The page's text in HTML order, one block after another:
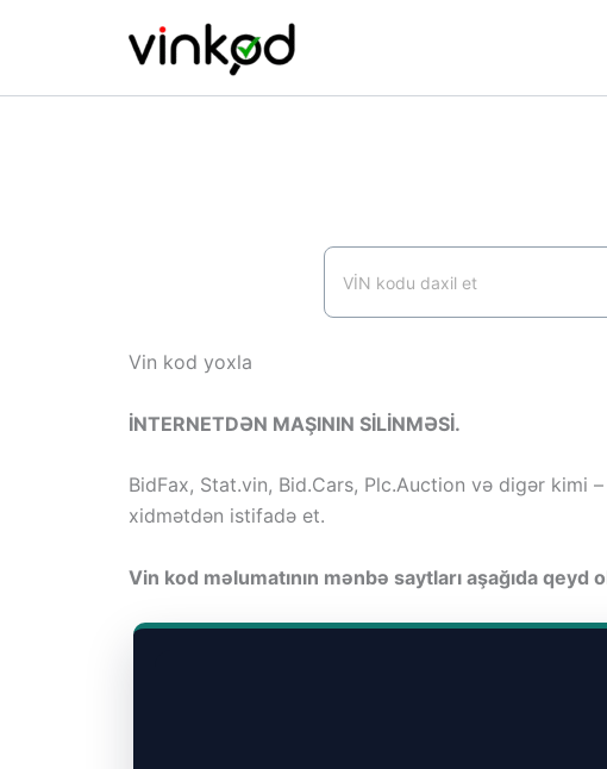
Vin kod yoxla
İNTERNETDƏN MAŞININ SİLİNMƏSİ.
BidFax, Stat.vin, Bid.Cars, Plc.Auction və digər
xidmətdən istifadə et.
Vin kod məlumatının mənbə saytları aşağıda qeyd